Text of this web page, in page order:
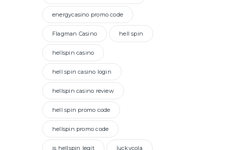
energycasino promo code
Flagman Casino hell spin
hellspin casino
hell spin casino login
hellspin casino review
hell spin promo code
hellspin promo code
is hellspin legit luckycola